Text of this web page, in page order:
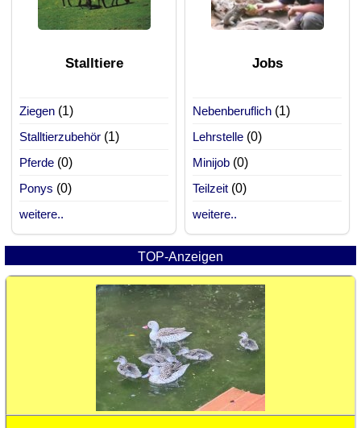
Stalltiere
Ziegen (1)
Stalltierzubehör (1)
Pferde (0)
Ponys (0)
weitere..
Jobs
Nebenberuflich (1)
Lehrstelle (0)
Minijob (0)
Teilzeit (0)
weitere..
TOP-Anzeigen